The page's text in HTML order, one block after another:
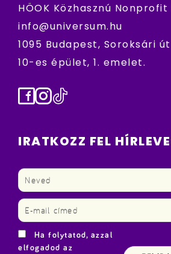
HÖOK Közhasznú Nonprofit
info@universum.hu
1095 Budapest, Soroksári
10-es épület, 1. emelet.
Facebook
Instagram
TikTok
IRATKOZZ FEL
Ha folytatod, azzal
elfogadod az